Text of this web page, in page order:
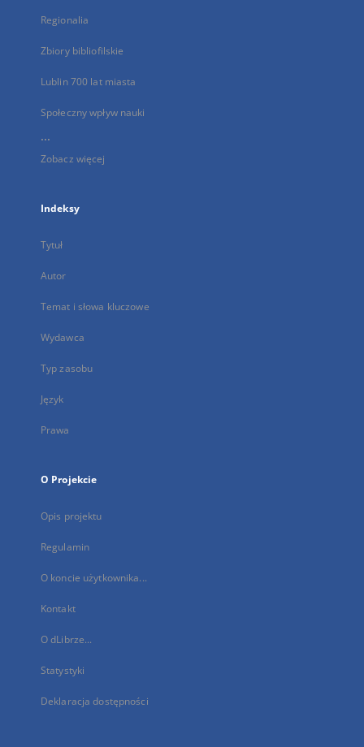
Regionalia
Zbiory bibliofilskie
Lublin 700 lat miasta
Społeczny wpływ nauki
...
Zobacz więcej
Indeksy
Tytuł
Autor
Temat i słowa kluczowe
Wydawca
Typ zasobu
Język
Prawa
O Projekcie
Opis projektu
Regulamin
O koncie użytkownika...
Kontakt
O dLibrze...
Statystyki
Deklaracja dostępności